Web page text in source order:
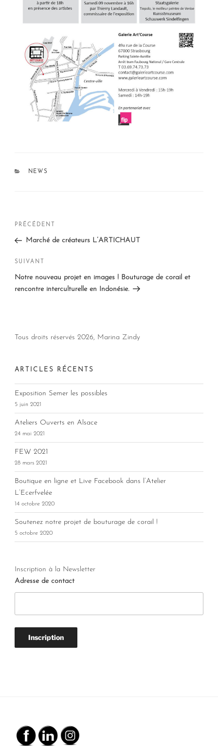
CATÉGORIES
NEWS
Navigation
Article
précédent
PRÉCÉDENT
Marché de créateurs L’ARTICHAUT
Article
suivant
SUIVANT
Notre nouveau projet en images ! Bouturage de corail et
rencontre interculturelle en Indonésie.
Tous droits réservés 2026, Marina Zindy
ARTICLES RÉCENTS
Exposition Semer les possibles
5 juin 2021
Ateliers Ouverts en Alsace
24 mai 2021
FEW 2021
28 mars 2021
Boutique en ligne et Live Facebook dans l’Atelier
L’Ecerfvelée
14 octobre 2020
Soutenez notre projet de bouturage de corail !
5 octobre 2020
Inscription à la Newsletter
Adresse de contact